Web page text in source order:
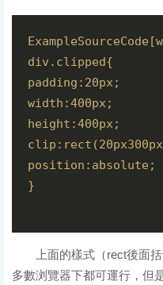
div.clipped{
padding:20px;
width:400px;
height:400px;
position:absolute;
}
上面的樣式（rect後面
多數浏覽器下都可運行，但